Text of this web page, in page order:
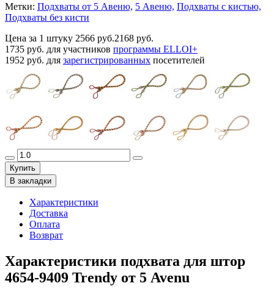
Метки: Подхваты от 5 Авеню, 5 Авеню, Подхваты с кистью,
Подхваты без кисти
Цена за 1 штуку 2566 руб.2168 руб.
1735 руб. для участников программы ELLOI+
1952 руб. для зарегистрированных посетителей
Купить
В закладки
Характеристики
Доставка
Оплата
Возврат
Характеристики подхвата для штор
4654-9409 Trendy от 5 Avenu